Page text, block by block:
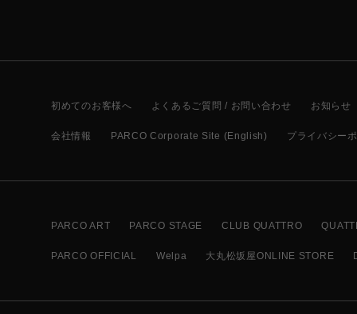
初めてのお客様へ よくあるご質問 / お問い合わせ お知らせ
会社情報 PARCO Corporate Site (English) プライバシー
PARCO ART PARCO STAGE CLUB QUATTRO
PARCO OFFICIAL Welpa 大丸松坂屋ONLINE STORE